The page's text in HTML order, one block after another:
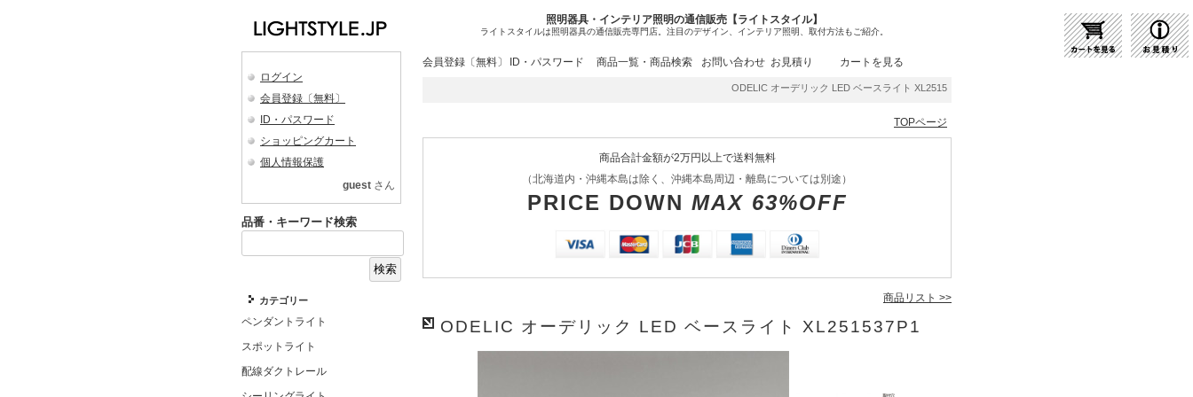
照明器具・インテリア照明の通信販売【ライトスタイル】
ライトスタイルは照明器具の通信販売専門店。注目のデザイン、インテリア照明、取付方法もご紹介。
ログイン
会員登録〔無料〕
ID・パスワード
ショッピングカート
個人情報保護
guest さん
品番・キーワード検索
カテゴリー
ペンダントライト
スポットライト
配線ダクトレール
会員登録〔無料〕 ID・パスワード 商品一覧・商品検索 お問い合わせ お見積り カートを見る
ODELIC オーデリック LED ベースライト XL251537P1 | 商品紹介 | 照明器具の通販・インテリア照明の通信
TOPページ
商品合計金額が2万円以上で送料無料
（北海道内・沖縄本島は除く、沖縄本島周辺・離島については別途）
PRICE DOWN MAX 63%OFF
商品リスト >>
ODELIC オーデリック LED ベースライト XL251537P1